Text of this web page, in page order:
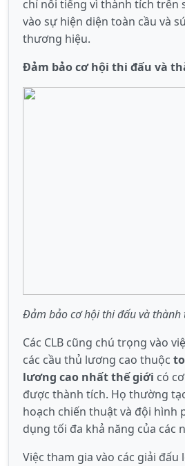
chỉ nổi tiếng vì thành tích trên
vào sự hiện diện toàn cầu và
thương hiệu.
Đảm bảo cơ hội thi đấu và
Đảm bảo cơ hội thi đấu và thành
Các CLB cũng chú trọng vào
các cầu thủ lương cao thuộc
lương cao nhất thế giới có
được thành tích. Họ thường
hoạch chiến thuật và đội hình
dụng tối đa khả năng của các
Việc tham gia vào các giải đấu